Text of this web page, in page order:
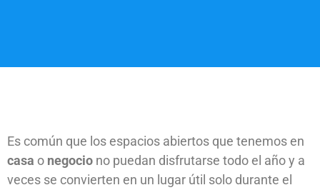
Es común que los espacios abiertos que tenemos en
casa o negocio no puedan disfrutarse todo el año y a
veces se convierten en un lugar útil solo durante el